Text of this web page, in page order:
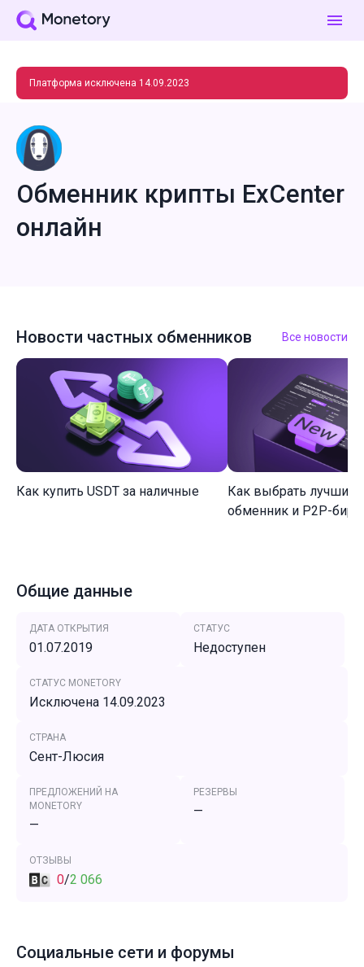
Платформа исключена 14.09.2023
Обменник крипты ExCenter
онлайн
Новости частных обменников Все новости
Как купить USDT за наличные
Как выбрать лучший
обменник и P2P-
Общие данные
ДАТА ОТКРЫТИЯ
01.07.2019
СТАТУС
Недоступен
СТАТУС MONETORY
Исключена 14.09.2023
СТРАНА
Сент-Люсия
ПРЕДЛОЖЕНИЙ НА
MONETORY
—
РЕЗЕРВЫ
—
ОТЗЫВЫ
0/2 066
Социальные сети и форумы